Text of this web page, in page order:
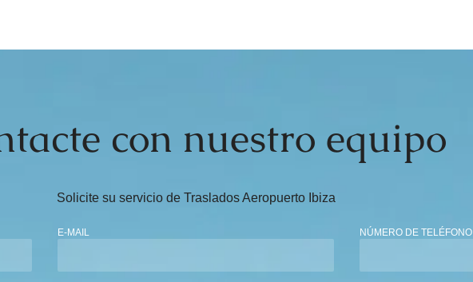
con nuestro equipo
Solicite su servicio de Traslados Aeropuerto Ibiza
E-MAIL NÚMERO DE TELÉFONO